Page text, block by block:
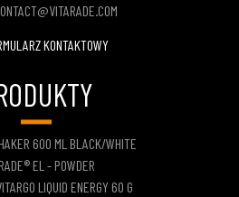
KONTAKTOWY
600 ML BLACK/WHITE
EL - POWDER
LIQUID ENERGY 60 G